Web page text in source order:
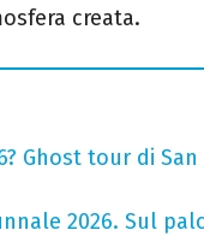
creata.
Ghost tour di
2026. Sul